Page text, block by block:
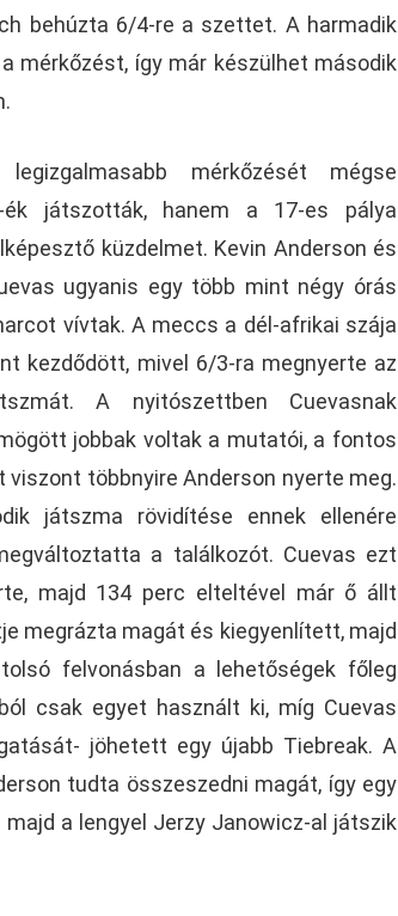
behúzta 6/4-re a szettet. A harmadik
mérkőzést, így már készülhet második
mérkőzését mégse
ék játszották, hanem a 17-es pálya
küzdelmet. Kevin Anderson és
ugyanis egy több mint négy órás
vívtak. A meccs a dél-afrikai szája
kezdődött, mivel 6/3-ra megnyerte az
A nyitószettben Cuevasnak
jobbak voltak a mutatói, a fontos
viszont többnyire Anderson nyerte meg.
játszma rövidítése ennek ellenére
a találkozót. Cuevas ezt
majd 134 perc elteltével már ő állt
megrázta magát és kiegyenlített, majd
felvonásban a lehetőségek főleg
csak egyet használt ki, míg Cuevas
jöhetett egy újabb Tiebreak. A
tudta összeszedni magát, így egy
a lengyel Jerzy Janowicz-al játszik